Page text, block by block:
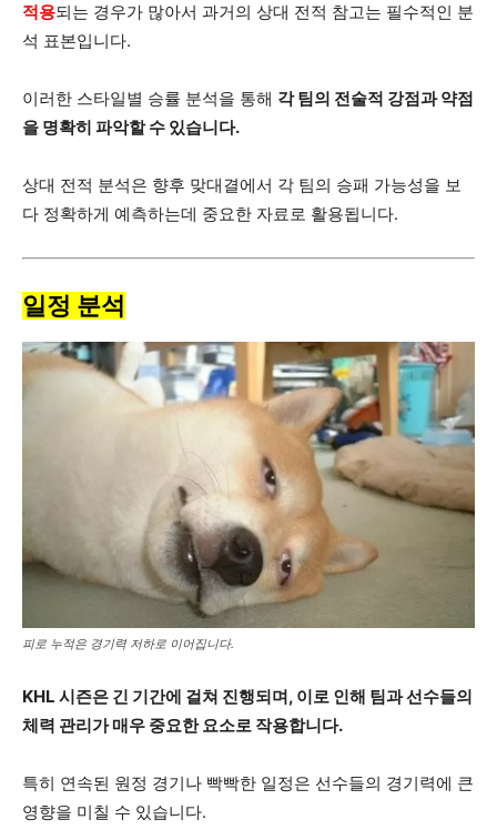
적용되는 경우가 많아서 과거의 상대 전적 참고는 필수적인 분
석 표본입니다.
이러한 스타일별 승률 분석을 통해 각 팀의 전술적 강점과 약점
을 명확히 파악할 수 있습니다.
상대 전적 분석은 향후 맞대결에서 각 팀의 승패 가능성을 보
다 정확하게 예측하는데 중요한 자료로 활용됩니다.
일정 분석
피로 누적은 경기력 저하로 이어집니다.
KHL 시즌은 긴 기간에 걸쳐 진행되며, 이로 인해 팀과 선수들의
체력 관리가 매우 중요한 요소로 작용합니다.
특히 연속된 원정 경기나 빡빡한 일정은 선수들의 경기력에 큰
영향을 미칠 수 있습니다.